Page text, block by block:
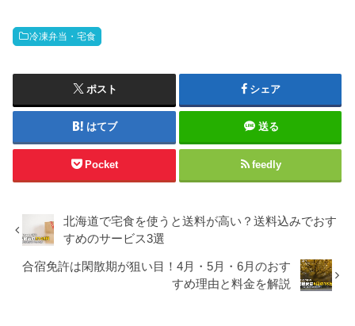
冷凍弁当・宅食
ポスト シェア
はてブ 送る
Pocket feedly
北海道で宅食を使うと送料が高い？送料込みでおす
すめのサービス3選
合宿免許は閑散期が狙い目！4月・5月・6月のおす
すめ理由と料金を解説